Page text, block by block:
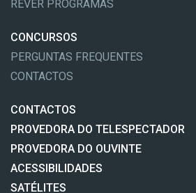
REVER PROGRAMAS
CONCURSOS
PERGUNTAS FREQUENTES
CONTACTOS
CONTACTOS
PROVEDORA DO TELESPECTADOR
PROVEDORA DO OUVINTE
ACESSIBILIDADES
SATÉLITES